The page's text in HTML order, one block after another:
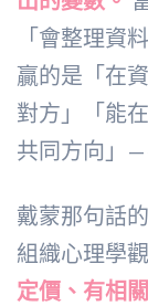
「會整理資
贏的是「在
對方」「能
共同方向」
戴蒙那句話
組織心理學
定價、有相